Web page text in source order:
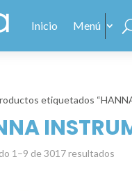
Inicio Menú
etiquetados
1–9 de 3017 resultados